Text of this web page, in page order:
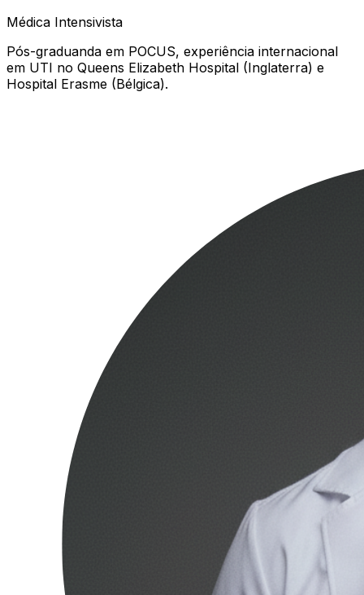
Médica Intensivista
Pós-graduanda em POCUS, experiência internacional
em UTI no Queens Elizabeth Hospital (Inglaterra) e
Hospital Erasme (Bélgica).